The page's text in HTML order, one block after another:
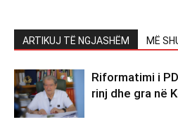
ARTIKUJ TË NGJASHËM MË
Riformatimi i
rinj dhe gra në